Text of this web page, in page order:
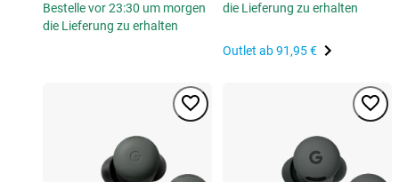
Bestelle vor 23:30 um morgen
die Lieferung zu erhalten
die Lieferung zu erhalten
Outlet ab91,95 €